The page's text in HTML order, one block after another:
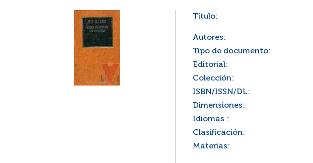
Título:
Autores:
Tipo de documento:
Editorial:
Colección:
ISBN/ISSN/DL:
Dimensiones:
Idiomas :
Clasificación:
Materias: